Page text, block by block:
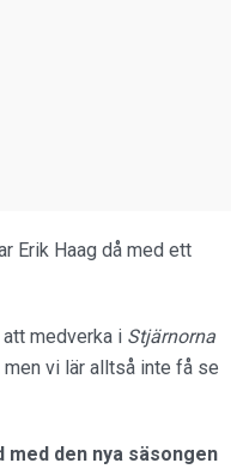
Erik Haag då med ett
medverka i Stjärnorna
vi lär alltså inte få se
med den nya säsongen